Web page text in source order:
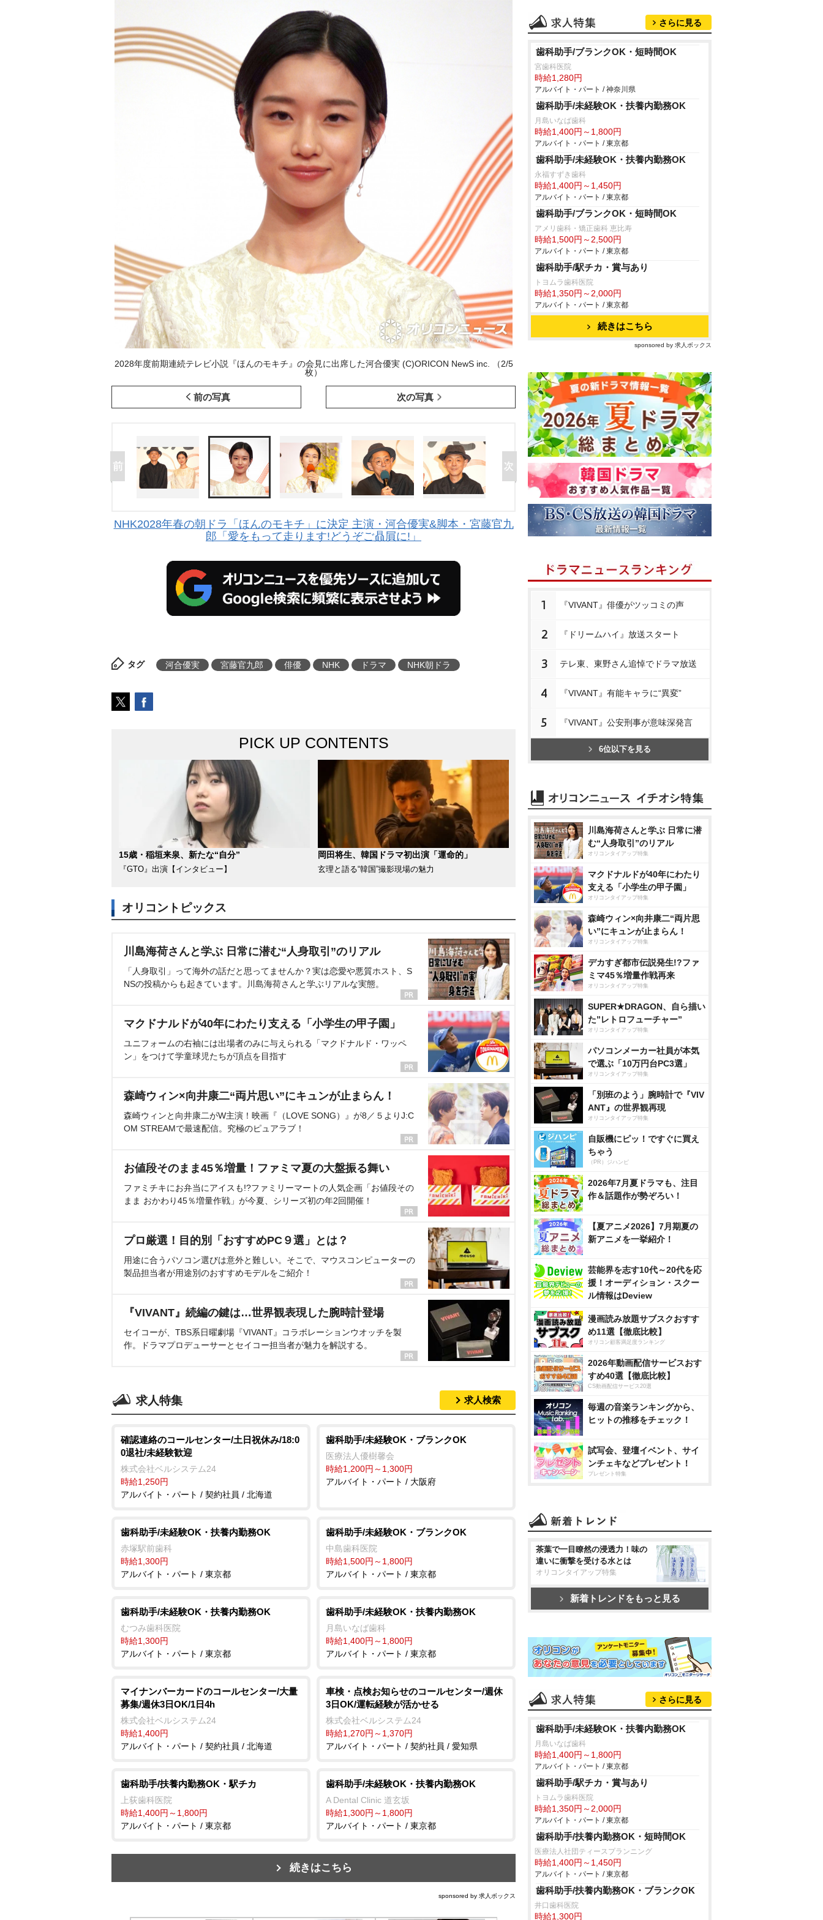
2028年度前期連続テレビ小説『ほんのモキチ』の会見に出席した河合優実 (C)ORICON NewS inc. （2/5
枚）
前の写真 次の写真
NHK2028年春の朝ドラ「ほんのモキチ」に決定 主演・河合優実&脚本・宮藤官九
郎「愛をもって走ります!どうぞご贔屓に!」
タグ 河合優実 宮藤官九郎 俳優 NHK ドラマ NHK朝ドラ
PICK UP CONTENTS
15歳・稲垣来泉、新たな“自分”
『GTO』出演【インタビュー】
岡田将生、韓国ドラマ初出演「運命的」
玄理と語る“韓国”撮影現場の魅力
オリコントピックス
川島海荷さんと学ぶ 日常に潜む“人身取引”のリアル
「人身取引」って海外の話だと思ってませんか？実は恋愛や悪質ホスト、S
NSの投稿からも起きています。川島海荷さんと学ぶリアルな実態。
マクドナルドが40年にわたり支える「小学生の甲子園」
ユニフォームの右袖には出場者のみに与えられる「マクドナルド・ワッペ
ン」をつけて学童球児たちが頂点を目指す
森崎ウィン×向井康二“両片思い”にキュンが止まらん！
森崎ウィンと向井康二がW主演！映画『（LOVE SONG）』が8／５よりJ:C
OM STREAMで最速配信。究極のピュアラブ！
お値段そのまま45％増量！ファミマ夏の大盤振る舞い
ファミチキにお弁当にアイスも!?ファミリーマートの人気企画「お値段その
まま おかわり45％増量作戦」が今夏、シリーズ初の年2回開催！
プロ厳選！目的別「おすすめPC９選」とは？
用途に合うパソコン選びは意外と難しい。そこで、マウスコンピューターの
製品担当者が用途別のおすすめモデルをご紹介！
『VIVANT』続編の鍵は…世界観表現した腕時計登場
セイコーが、TBS系日曜劇場『VIVANT』コラボレーションウオッチを製
作。ドラマプロデューサーとセイコー担当者が魅力を解説する。
求人特集 求人検索
確認連絡のコールセンター/土日祝休み/18:0
0退社/未経験歓迎
株式会社ベルシステム24
時給1,250円
アルバイト・パート / 契約社員 / 北海道
歯科助手/未経験OK・ブランクOK
医療法人優樹馨会
時給1,200円～1,300円
アルバイト・パート / 大阪府
歯科助手/未経験OK・扶養内勤務OK
赤塚駅前歯科
時給1,300円
アルバイト・パート / 東京都
歯科助手/未経験OK・ブランクOK
中島歯科医院
時給1,500円～1,800円
アルバイト・パート / 東京都
歯科助手/未経験OK・扶養内勤務OK
むつみ歯科医院
時給1,300円
アルバイト・パート / 東京都
歯科助手/未経験OK・扶養内勤務OK
月島いなば歯科
時給1,400円～1,800円
アルバイト・パート / 東京都
マイナンバーカードのコールセンター/大量
募集/週休3日OK/1日4h
株式会社ベルシステム24
時給1,400円
アルバイト・パート / 契約社員 / 北海道
車検・点検お知らせのコールセンター/週休
3日OK/運転経験が活かせる
株式会社ベルシステム24
時給1,270円～1,370円
アルバイト・パート / 契約社員 / 愛知県
歯科助手/扶養内勤務OK・駅チカ
上荻歯科医院
時給1,400円～1,800円
アルバイト・パート / 東京都
歯科助手/未経験OK・扶養内勤務OK
A Dental Clinic 道玄坂
時給1,300円～1,800円
アルバイト・パート / 東京都
続きはこちら
sponsored by 求人ボックス
さらに見る
歯科助手/ブランクOK・短時間OK
宮歯科医院
時給1,280円
アルバイト・パート / 神奈川県
歯科助手/未経験OK・扶養内勤務OK
月島いなば歯科
時給1,400円～1,800円
アルバイト・パート / 東京都
歯科助手/未経験OK・扶養内勤務OK
永福すずき歯科
時給1,400円～1,450円
アルバイト・パート / 東京都
歯科助手/ブランクOK・短時間OK
アメリ歯科・矯正歯科 恵比寿
時給1,500円～2,500円
アルバイト・パート / 東京都
歯科助手/駅チカ・賞与あり
トヨムラ歯科医院
時給1,350円～2,000円
アルバイト・パート / 東京都
続きはこちら
sponsored by 求人ボックス
1 『VIVANT』俳優がツッコミの声
2 『ドリームハイ』放送スタート
3 テレ東、東野さん追悼でドラマ放送
4 『VIVANT』有能キャラに“異変”
5 『VIVANT』公安刑事が意味深発言
6位以下を見る
川島海荷さんと学ぶ 日常に潜
む“人身取引”のリアル
オリコンタイアップ特集
マクドナルドが40年にわたり
支える「小学生の甲子園」
オリコンタイアップ特集
森崎ウィン×向井康二“両片思
い”にキュンが止まらん！
オリコンタイアップ特集
デカすぎ都市伝説発生!?ファ
ミマ45％増量作戦再来
オリコンタイアップ特集
SUPER★DRAGON、自ら描い
た”レトロフューチャー”
オリコンタイアップ特集
パソコンメーカー社員が本気
で選ぶ「10万円台PC3選」
オリコンタイアップ特集
「別班のよう」腕時計で『VIV
ANT』の世界観再現
オリコンタイアップ特集
自販機にピッ！ですぐに買え
ちゃう
（PR）ジハンピ
2026年7月夏ドラマも、注目
作＆話題作が勢ぞろい！
【夏アニメ2026】7月期夏の
新アニメを一挙紹介！
芸能界を志す10代～20代を応
援！オーディション・スクー
ル情報はDeview
漫画読み放題サブスクおすす
め11選【徹底比較】
オリコン顧客満足度ランキング
2026年動画配信サービスおす
すめ40選【徹底比較】
CS動画配信サービス20選
毎週の音楽ランキングから、
ヒットの推移をチェック！
試写会、登壇イベント、サイ
ンチェキなどプレゼント！
プレゼント特集
茶葉で一目瞭然の浸透力！味の
違いに衝撃を受ける水とは
オリコンタイアップ特集
新着トレンドをもっと見る
さらに見る
歯科助手/未経験OK・扶養内勤務OK
月島いなば歯科
時給1,400円～1,800円
アルバイト・パート / 東京都
歯科助手/駅チカ・賞与あり
トヨムラ歯科医院
時給1,350円～2,000円
アルバイト・パート / 東京都
歯科助手/扶養内勤務OK・短時間OK
医療法人社団ティースプランニング
時給1,400円～1,450円
アルバイト・パート / 東京都
歯科助手/扶養内勤務OK・ブランクOK
井口歯科医院
時給1,300円